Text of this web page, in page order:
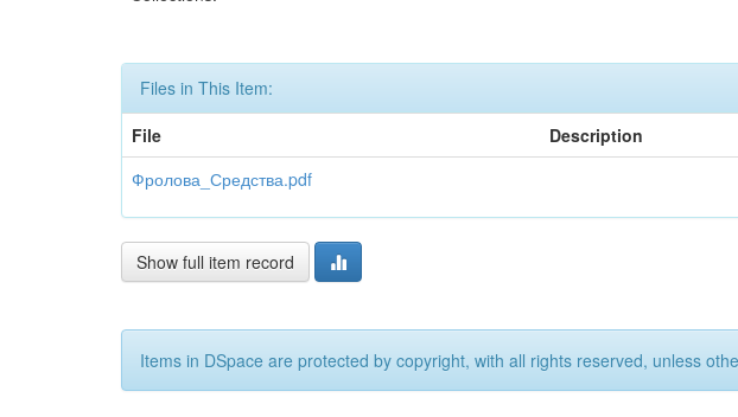
Files in This Item:
File
Description
Фролова_Средства.pdf
Show full item record
Items in DSpace are protected by copyright, with all rights reserved, unless